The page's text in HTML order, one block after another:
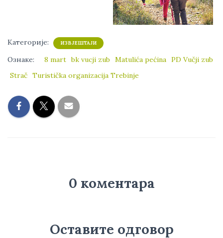
Категорије: ИЗВЈЕШТАЈИ
Ознаке: 8 mart bk vucji zub Matulića pećina PD Vučji zub
Strač Turistička organizacija Trebinje
0 коментара
Оставите одговор